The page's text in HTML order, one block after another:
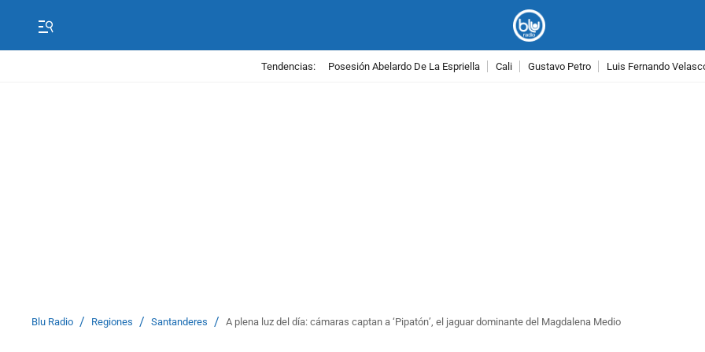
Tendencias: Posesión Abelardo De La Espriella Cali Gustavo Petro Luis Fernando
Blu Radio / Regiones / Santanderes / A plena luz del día: cámaras captan a ‘Pipatón’, el jaguar dominante del Magdalena Medio